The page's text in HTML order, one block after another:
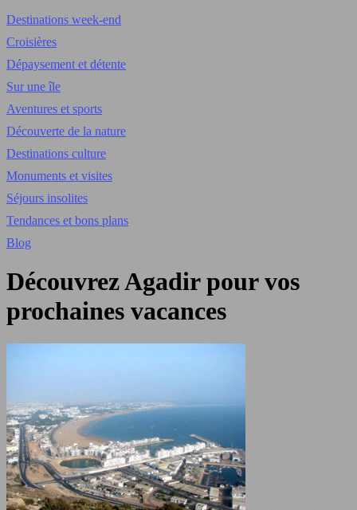
Destinations week-end
Croisières
Dépaysement et détente
Sur une île
Aventures et sports
Découverte de la nature
Destinations culture
Monuments et visites
Séjours insolites
Tendances et bons plans
Blog
Découvrez Agadir pour vos
prochaines vacances